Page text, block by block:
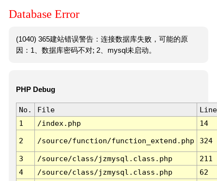
Database Error
(1040) 365建站错误警告：连接数据库失败，可能的原
因：1、数据库密码不对; 2、mysql未启动。
PHP Debug
No. File
Line
1
/index.php 14
2 /source/function/function_extend.php 324
3 /source/class/jzmysql.class.php
211
4
/source/class/jzmysql.class.php
62